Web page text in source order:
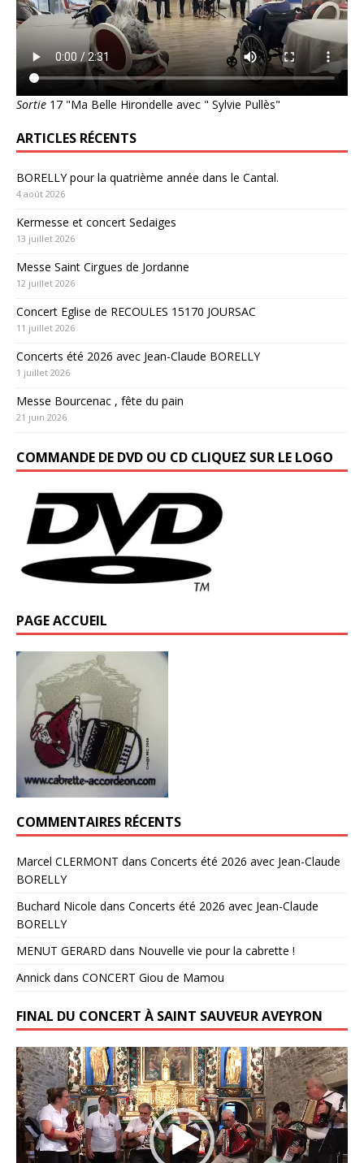
Sortie 17 "Ma Belle Hirondelle avec " Sylvie Pullès"
ARTICLES RÉCENTS
BORELLY pour la quatrième année dans le Cantal.
4 août 2026
Kermesse et concert Sedaiges
13 juillet 2026
Messe Saint Cirgues de Jordanne
12 juillet 2026
Concert Eglise de RECOULES 15170 JOURSAC
11 juillet 2026
Concerts été 2026 avec Jean-Claude BORELLY
1 juillet 2026
Messe Bourcenac , fête du pain
21 juin 2026
COMMANDE DE DVD OU CD CLIQUEZ SUR LE LOGO
PAGE ACCUEIL
COMMENTAIRES RÉCENTS
Marcel CLERMONT dans Concerts été 2026 avec Jean-Claude
BORELLY
Buchard Nicole dans Concerts été 2026 avec Jean-Claude
BORELLY
MENUT GERARD dans Nouvelle vie pour la cabrette !
Annick dans CONCERT Giou de Mamou
FINAL DU CONCERT À SAINT SAUVEUR AVEYRON
Lecteur
vidéo